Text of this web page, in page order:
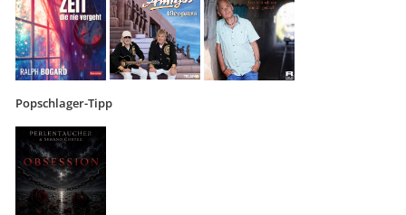
Popschlager-Tipp